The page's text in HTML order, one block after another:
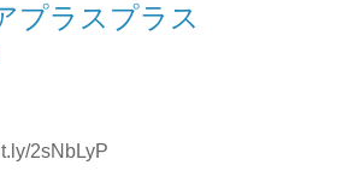
プラスプラス
2sNbLyP